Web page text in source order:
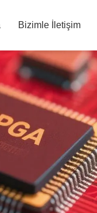
Bizimle İletişim